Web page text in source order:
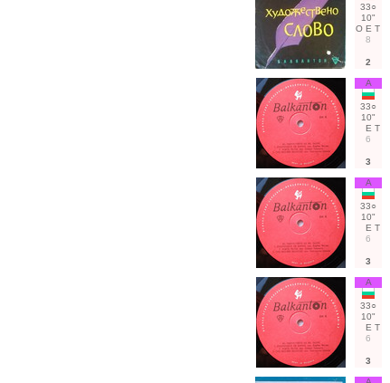
33○
10"
О Е Т
8
2
А
33○
10"
Е Т
6
3
А
33○
10"
Е Т
6
3
А
33○
10"
Е Т
6
3